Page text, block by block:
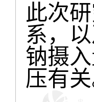
此次
系，
钠摄
压有关